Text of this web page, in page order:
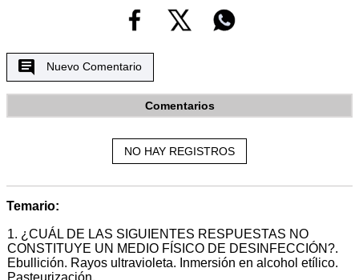
Nuevo Comentario
Comentarios
NO HAY REGISTROS
Temario:
1. ¿CUÁL DE LAS SIGUIENTES RESPUESTAS NO
CONSTITUYE UN MEDIO FÍSICO DE DESINFECCIÓN?.
Ebullición. Rayos ultravioleta. Inmersión en alcohol etílico.
Pasteurización.